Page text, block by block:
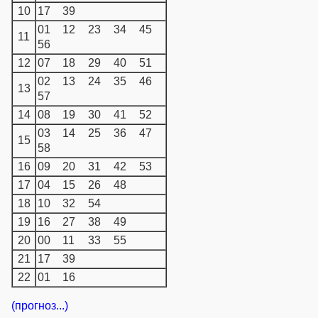
10
17 39
11
01 12 23 34
45
56
12
07 18 29 40 51
13
02 13 24 35
46
57
14
08 19 30 41 52
15
03 14 25 36
47
58
16
09 20 31 42
53
17
04 15 26
48
18
10 32
54
19
16 27 38
49
20
00 11 33
55
21
17
39
22
01 16
(прогноз...)